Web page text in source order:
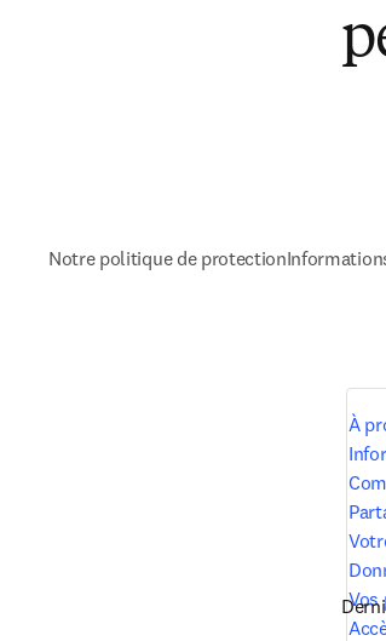
Notre politique de protection
À
Vos